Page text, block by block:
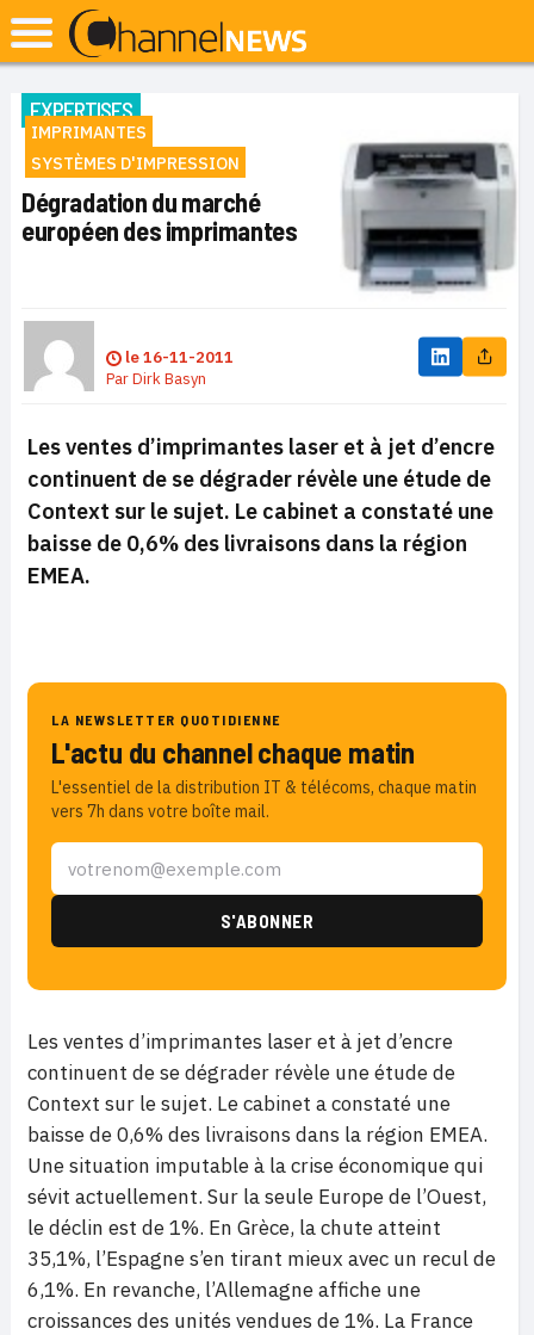
EXPERTISES
IMPRIMANTES
SYSTÈMES D'IMPRESSION
Dégradation du marché
européen des imprimantes
le16-11-2011
ParDirk Basyn
Les ventes d’imprimantes laser et à jet d’encre
continuent de se dégrader révèle une étude de
Context sur le sujet. Le cabinet a constaté une
baisse de 0,6% des livraisons dans la région
EMEA.
LA NEWSLETTER QUOTIDIENNE
L'actu du channel chaque matin
L'essentiel de la distribution IT & télécoms, chaque matin
vers 7h dans votre boîte mail.
Les ventes d’imprimantes laser et à jet d’encre
continuent de se dégrader révèle une étude de
Context sur le sujet. Le cabinet a constaté une
baisse de 0,6% des livraisons dans la région EMEA.
Une situation imputable à la crise économique qui
sévit actuellement. Sur la seule Europe de l’Ouest,
le déclin est de 1%. En Grèce, la chute atteint
35,1%, l’Espagne s’en tirant mieux avec un recul de
6,1%. En revanche, l’Allemagne affiche une
croissances des unités vendues de 1%. La France